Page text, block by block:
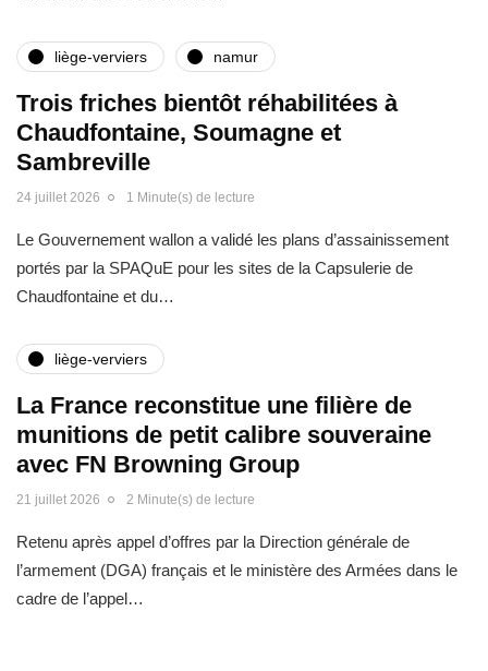
liège-verviers namur
Trois friches bientôt réhabilitées à
Chaudfontaine, Soumagne et
Sambreville
24 juillet 2026 1 Minute(s) de lecture
Le Gouvernement wallon a validé les plans d’assainissement
portés par la SPAQuE pour les sites de la Capsulerie de
Chaudfontaine et du…
liège-verviers
La France reconstitue une filière de
munitions de petit calibre souveraine
avec FN Browning Group
21 juillet 2026 2 Minute(s) de lecture
Retenu après appel d’offres par la Direction générale de
l’armement (DGA) français et le ministère des Armées dans le
cadre de l’appel…